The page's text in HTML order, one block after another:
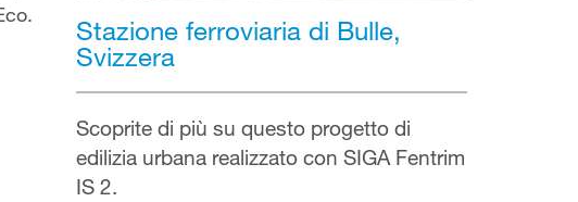
Stazione ferroviaria di Bulle,
Svizzera
Scoprite di più su questo progetto di
edilizia urbana realizzato con SIGA Fentrim
IS 2.